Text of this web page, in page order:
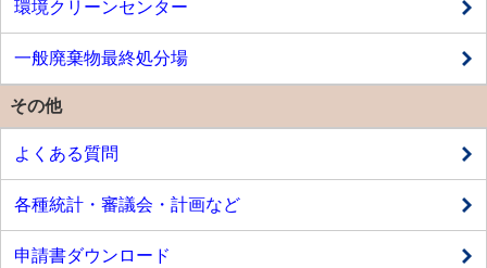
環境クリーンセンター
一般廃棄物最終処分場
その他
よくある質問
各種統計・審議会・計画など
申請書ダウンロード